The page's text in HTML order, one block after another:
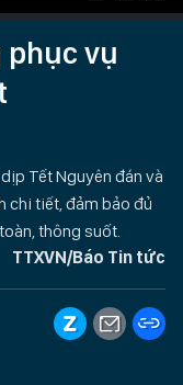
phục vụ
Tết Nguyên đán và
chi tiết, đảm bảo đủ
thông suốt.
TTXVN/Báo Tin tức